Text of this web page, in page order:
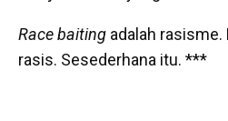
Race baiting adalah rasisme.
rasis. Sesederhana itu. ***